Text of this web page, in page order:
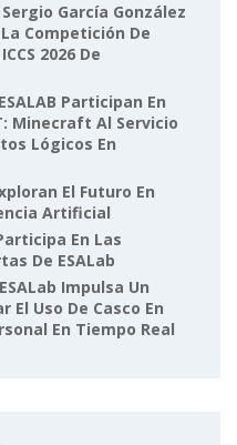
García González
Competición De
2026 De
Participan En
Minecraft Al Servicio
Lógicos En
El Futuro En
Artificial
En Las
De ESALab
Impulsa Un
El Uso De Casco En
En Tiempo Real